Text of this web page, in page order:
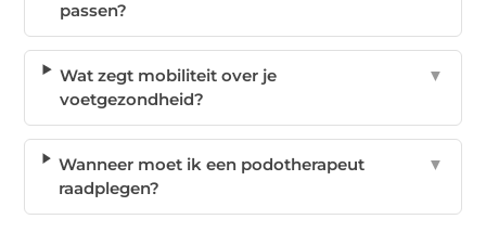
passen?
Wat zegt mobiliteit over je
voetgezondheid?
▼
Wanneer moet ik een podotherapeut
raadplegen?
▼